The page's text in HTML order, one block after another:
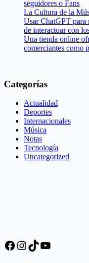
seguidores o Fans
La Cultura de la
Usar ChatGPT para
de interactuar con
Una tienda online
comerciantes como
Categorías
Actualidad
Deportes
Internacionales
Música
Notas
Tecnología
Uncategorized
Facebook
Instagram
TikTok
YouTube